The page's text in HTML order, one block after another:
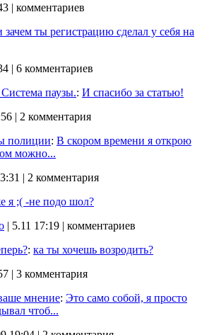
| комментариев
зачем ты регистрацию сделал у себя на
| 6 комментариев
паузы.: И спасибо за статью!
| 2 комментария
полиции: В скором времени я открою
можно...
| 2 комментария
я ;( -не подо шол?
| 5.11 17:19 | комментариев
: ка ты хочешь возродить?
| 3 комментария
мнение: Это само собой, я просто
чтоб...